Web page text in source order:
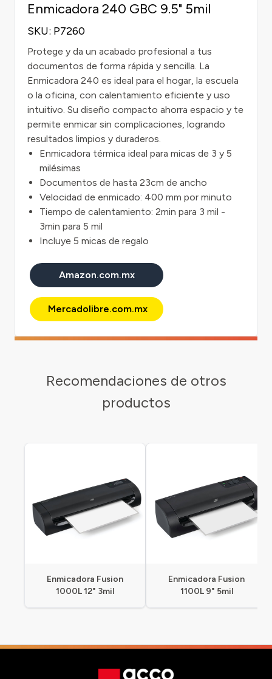
Enmicadora 240 GBC 9.5" 5mil
SKU: P7260
Protege y da un acabado profesional a tus
documentos de forma rápida y sencilla. La
Enmicadora 240 es ideal para el hogar, la escuela
o la oficina, con calentamiento eficiente y uso
intuitivo. Su diseño compacto ahorra espacio y te
permite enmicar sin complicaciones, logrando
resultados limpios y duraderos.
Enmicadora térmica ideal para micas de 3 y 5
milésimas
Documentos de hasta 23cm de ancho
Velocidad de enmicado: 400 mm por minuto
Tiempo de calentamiento: 2min para 3 mil -
3min para 5 mil
Incluye 5 micas de regalo
Amazon.com.mx
Mercadolibre.com.mx
Recomendaciones de otros
productos
Enmicadora Fusion
1000L 12" 3mil
Enmicadora Fusion
1100L 9" 5mil